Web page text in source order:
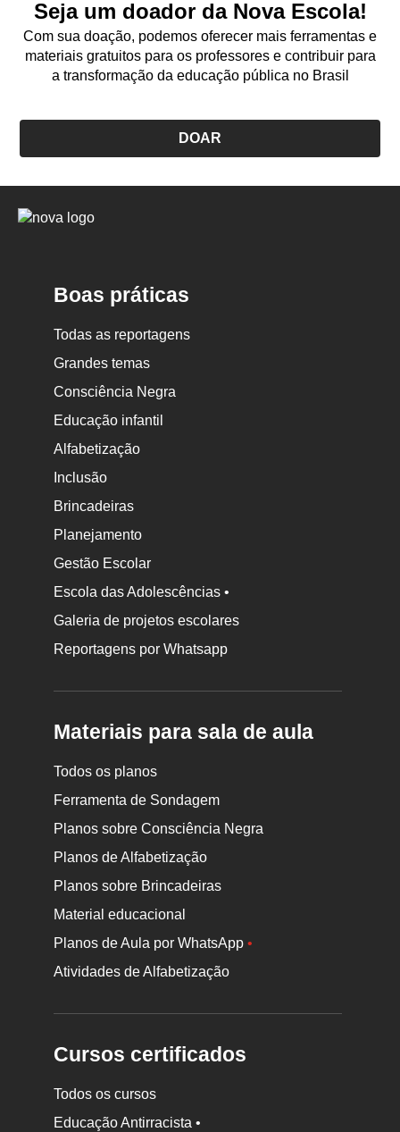
Seja um doador da Nova Escola!
Com sua doação, podemos oferecer mais ferramentas e
materiais gratuitos para os professores e contribuir para
a transformação da educação pública no Brasil
DOAR
Logo
Boas práticas
Todas as reportagens
Grandes temas
Consciência Negra
Educação infantil
Alfabetização
Inclusão
Brincadeiras
Planejamento
Gestão Escolar
Escola das Adolescências •
Galeria de projetos escolares
Reportagens por Whatsapp
Materiais para sala de aula
Todos os planos
Ferramenta de Sondagem
Planos sobre Consciência Negra
Planos de Alfabetização
Planos sobre Brincadeiras
Material educacional
Planos de Aula por WhatsApp•
Atividades de Alfabetização
Cursos certificados
Todos os cursos
Educação Antirracista •